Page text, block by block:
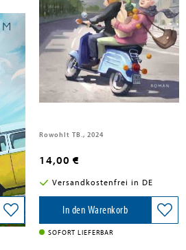
Bloom, Franka
Was geht, Annegret?
Rowohlt TB., 2024
14,00 €
Versandkostenfrei in DE
In den Warenkorb
SOFORT LIEFERBAR